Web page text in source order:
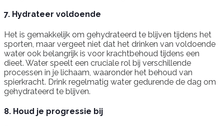
7. Hydrateer voldoende
Het is gemakkelijk om gehydrateerd te blijven tijdens het
sporten, maar vergeet niet dat het drinken van voldoende
water ook belangrijk is voor krachtbehoud tijdens een
dieet. Water speelt een cruciale rol bij verschillende
processen in je lichaam, waaronder het behoud van
spierkracht. Drink regelmatig water gedurende de dag om
gehydrateerd te blijven.
8. Houd je progressie bij